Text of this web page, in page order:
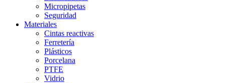
Micropipetas
Seguridad
Materiales
Cintas reactivas
Ferretería
Plásticos
Porcelana
PTFE
Vidrio